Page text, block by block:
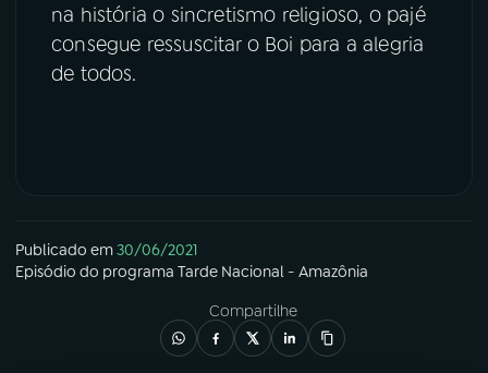
na história o sincretismo religioso, o pajé
consegue ressuscitar o Boi para a alegria
de todos.
Publicado em30/06/2021
Episódio do programa Tarde Nacional - Amazônia
Compartilhe